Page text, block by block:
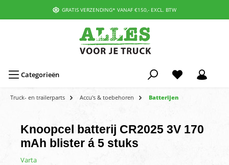
GRATIS VERZENDING* VANAF €150,- EXCL. BTW
Categorieën
Truck- en trailerparts Accu's & toebehoren Batterijen
Knoopcel batterij CR2025 3V 170
mAh blister á 5 stuks
Varta